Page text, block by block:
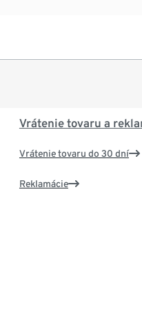
Vrátenie tovaru a
Vrátenie tovaru do 30 dní
Reklamácie